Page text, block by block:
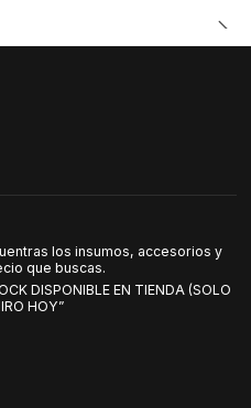
los insumos, accesorios y
que buscas.
DISPONIBLE EN TIENDA (SOLO
HOY”